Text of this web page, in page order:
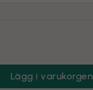
Lägg i varukorgen